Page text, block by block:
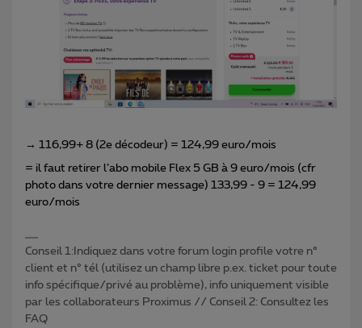
→ 116,99+ 8 (2e décodeur) = 124,99 euro/mois
= il faut retirer l’abo mobile Flex 5 GB à 9 euro/mois (cfr
photo dans votre dernier message) 133,99 - 9 = 124,99
euro/mois
Conseil 1:Indiquez dans votre forum login profile votre n°
client et n° tél (utilisez un champ libre p.ex. ticket pour toute
info spécifique/privé au problème), info uniquement visible
par les collaborateurs Proximus // Conseil 2: Consultez les
FAQ